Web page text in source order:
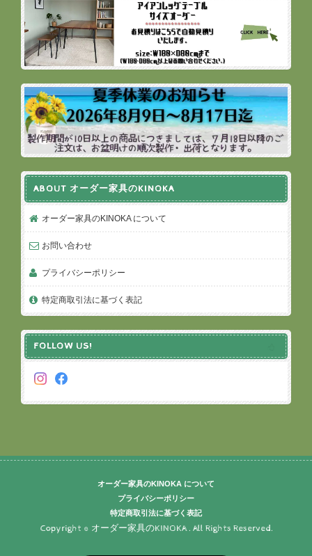
ABOUT オーダー家具のKINOKA
オーダー家具のKINOKA について
お問い合わせ
プライバシーポリシー
特定商取引法に基づく表記
FOLLOW US!
オーダー家具のKINOKA について
プライバシーポリシー
特定商取引法に基づく表記
Copyright © オーダー家具のKINOKA . All Rights Reserved.